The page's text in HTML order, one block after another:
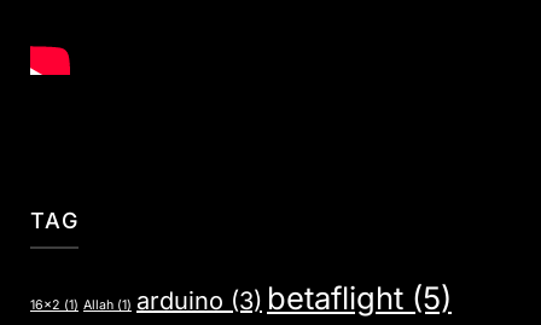
TAG
16x2 (1) Allah (1) arduino (3) betaflight (5)